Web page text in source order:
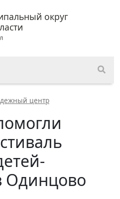
округ
центр
Одинцово